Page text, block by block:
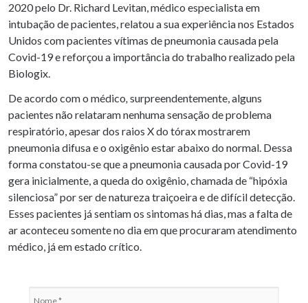
2020 pelo Dr. Richard Levitan, médico especialista em
intubação de pacientes, relatou a sua experiência nos Estados
Unidos com pacientes vítimas de pneumonia causada pela
Covid-19 e reforçou a importância do trabalho realizado pela
Biologix.
De acordo com o médico, surpreendentemente, alguns
pacientes não relataram nenhuma sensação de problema
respiratório, apesar dos raios X do tórax mostrarem
pneumonia difusa e o oxigênio estar abaixo do normal. Dessa
forma constatou-se que a pneumonia causada por Covid-19
gera inicialmente, a queda do oxigênio, chamada de “hipóxia
silenciosa” por ser de natureza traiçoeira e de difícil detecção.
Esses pacientes já sentiam os sintomas há dias, mas a falta de
ar aconteceu somente no dia em que procuraram atendimento
médico, já em estado crítico.